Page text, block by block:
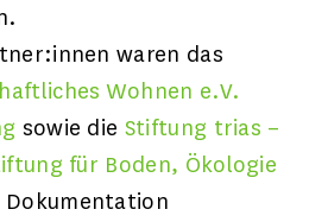
waren das
Wohnen e.V.
sowie die Stiftung trias –
für Boden, Ökologie
Dokumentation